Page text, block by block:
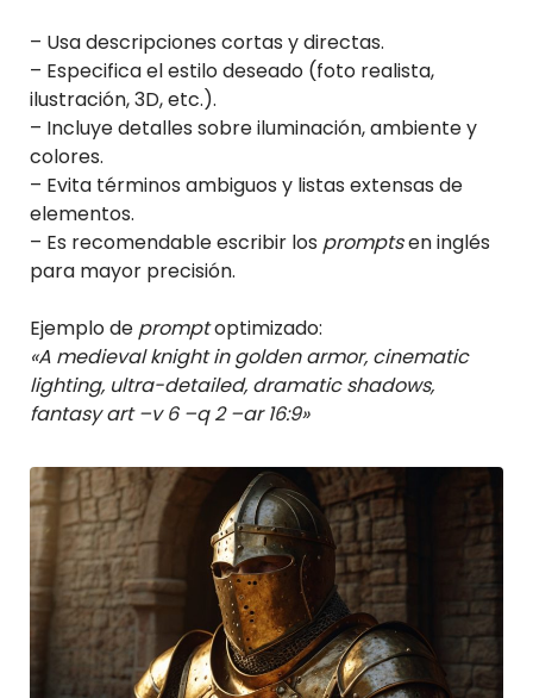
– Usa descripciones cortas y directas.
– Especifica el estilo deseado (foto realista,
ilustración, 3D, etc.).
– Incluye detalles sobre iluminación, ambiente y
colores.
– Evita términos ambiguos y listas extensas de
elementos.
– Es recomendable escribir los promptsen inglés
para mayor precisión.
Ejemplo de promptoptimizado:
«A medieval knight in golden armor, cinematic
lighting, ultra-detailed, dramatic shadows,
fantasy art –v 6 –q 2 –ar 16:9»